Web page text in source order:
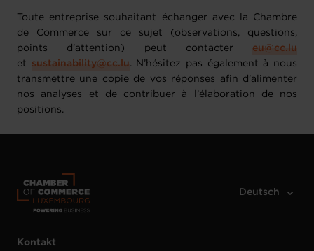
Toute entreprise souhaitant échanger avec la Chambre
de Commerce sur ce sujet (observations, questions,
points d’attention) peut contacter eu@cc.lu
et
sustainability@cc.lu. N’hésitez pas également à nous
transmettre une copie de vos réponses afin d’alimenter
nos analyses et de contribuer à l’élaboration de nos
positions.
Kontakt